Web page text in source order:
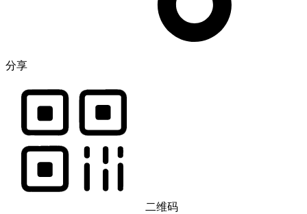
分享
二维码